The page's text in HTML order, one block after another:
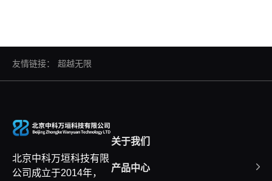
友情链接： 超越无限
北京中科万垣科技有限
公司成立于2014年，
关于我们
产品中心